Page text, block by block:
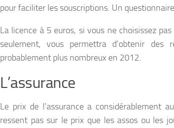
pour faciliter les souscriptions. Un
La licence à 5 euros, si vous ne choisissez
seulement, vous permettra d’obtenir des
probablement plus nombreux en 2012.
L’assurance
Le prix de l’assurance a considérablement
ressent pas sur le prix que les assos ou les